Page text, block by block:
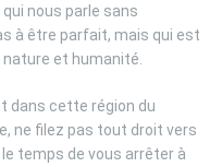
qui nous parle sans
à être parfait, mais qui est
et humanité.
dans cette région du
ne filez pas tout droit vers
temps de vous arrêter à